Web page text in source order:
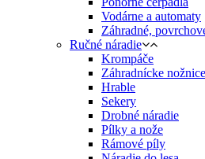
Vodárne a automaty
Záhradné,
Ručné náradie
Krompáče
Záhradnícke nožnice
Hrable
Sekery
Drobné náradie
Pílky a nože
Rámové píly